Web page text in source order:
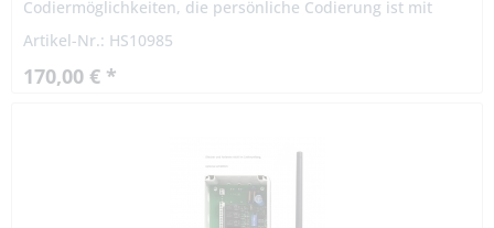
Codiermöglichkeiten, die persönliche Codierung ist mit
einstellbar. Die Reichweite...
Artikel-Nr.: HS10985
170,00 € *